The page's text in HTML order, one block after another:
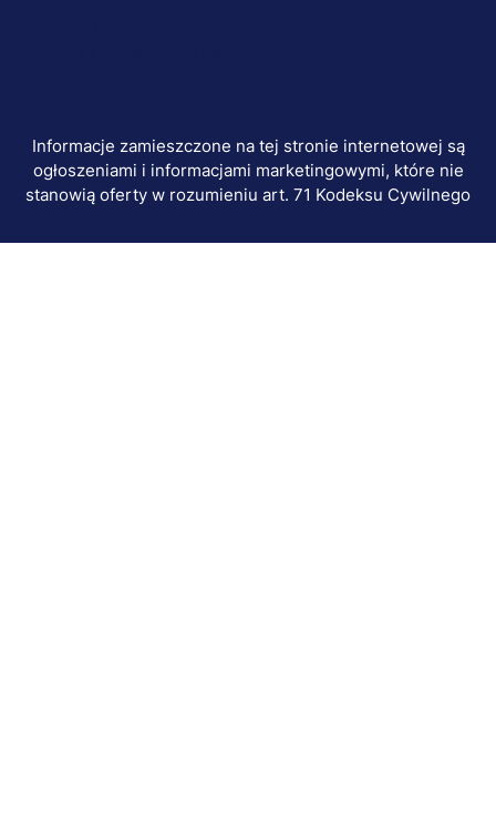
Informacje zamieszczone na tej stronie internetowej są
ogłoszeniami i informacjami marketingowymi, które nie
stanowią oferty w rozumieniu art. 71 Kodeksu Cywilnego